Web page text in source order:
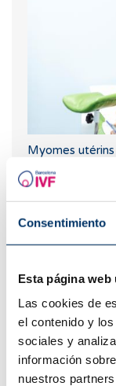
Consentimiento
Esta página web
Las cookies de
el contenido y
sociales y
información
nuestros
Myomes
La thyroïde